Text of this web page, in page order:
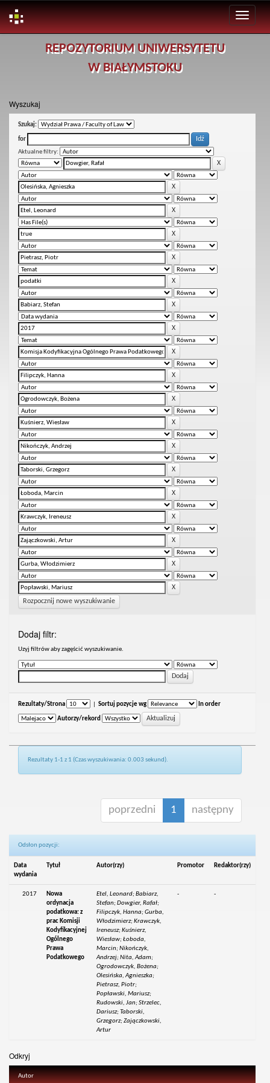
REPOZYTORIUM UNIWERSYTETU
W BIAŁYMSTOKU
Wyszukaj
Szukaj:
for
Aktualne filtry:
Rozpocznij nowe wyszukiwanie
Dodaj filtr:
Uzyj filtrów aby zagęścić wyszukiwanie.
Rezultaty/Strona Sortuj pozycje wg In order
Autorzy/rekord
Rezultaty 1-1 z 1 (Czas wyszukiwania: 0.003 sekund).
poprzedni 1 następny
Odsłon pozycji:
Data
wydania
Tytuł Autor(rzy) Promotor Redaktor(rzy)
2017
Nowa
ordynacja
podatkowa: z
prac Komisji
Kodyfikacyjnej
Ogólnego
Prawa
Podatkowego
Etel, Leonard; Babiarz,
Stefan; Dowgier, Rafał;
Filipczyk, Hanna; Gurba,
Włodzimierz; Krawczyk,
Ireneusz; Kuśnierz,
Wiesław; Łoboda,
Marcin; Nikończyk,
Andrzej; Nita, Adam;
Ogrodowczyk, Bożena;
Olesińska, Agnieszka;
Pietrasz, Piotr;
Popławski, Mariusz;
Rudowski, Jan; Strzelec,
Dariusz; Taborski,
Grzegorz; Zajączkowski,
Artur
- -
Odkryj
Autor